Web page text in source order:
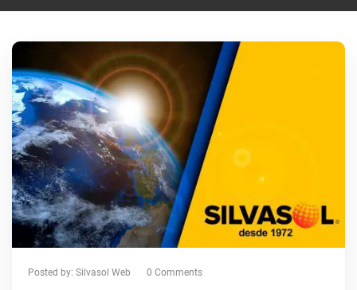
Posted by: Silvasol Web 0 Comments